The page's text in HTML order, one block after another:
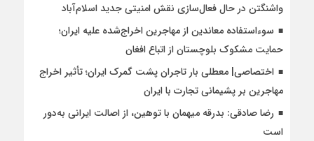
واشنگتن در حال فعال‌سازی نقش امنیتی جدید اسلام‌آباد
سوءاستفاده معاندین از مهاجرین اخراج‌شده علیه ایران؛
حمایت مشکوک بلوچستان از اتباع افغان
اختصاصی| معطلی بار تاجران پشت گمرک ایران؛ تأثیر اخراج
مهاجرین بر پشیمانی تجارت با ایران
رضا صادقی: بدرقه میهمان با توهین، از اصالت ایرانی به‌دور
است